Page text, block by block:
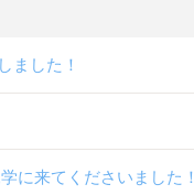
ました！
に来てくださいました！